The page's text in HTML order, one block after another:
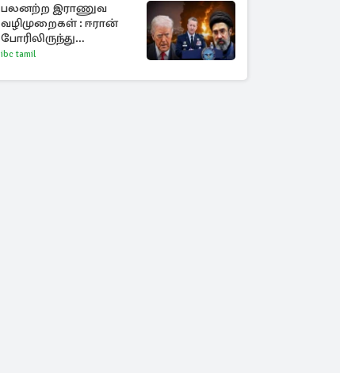
பலனற்ற இராணுவ
வழிமுறைகள் : ஈரான்
போரிலிருந்து
வெளியேறும்
அமெரிக்க தளபதி
ibc tamil